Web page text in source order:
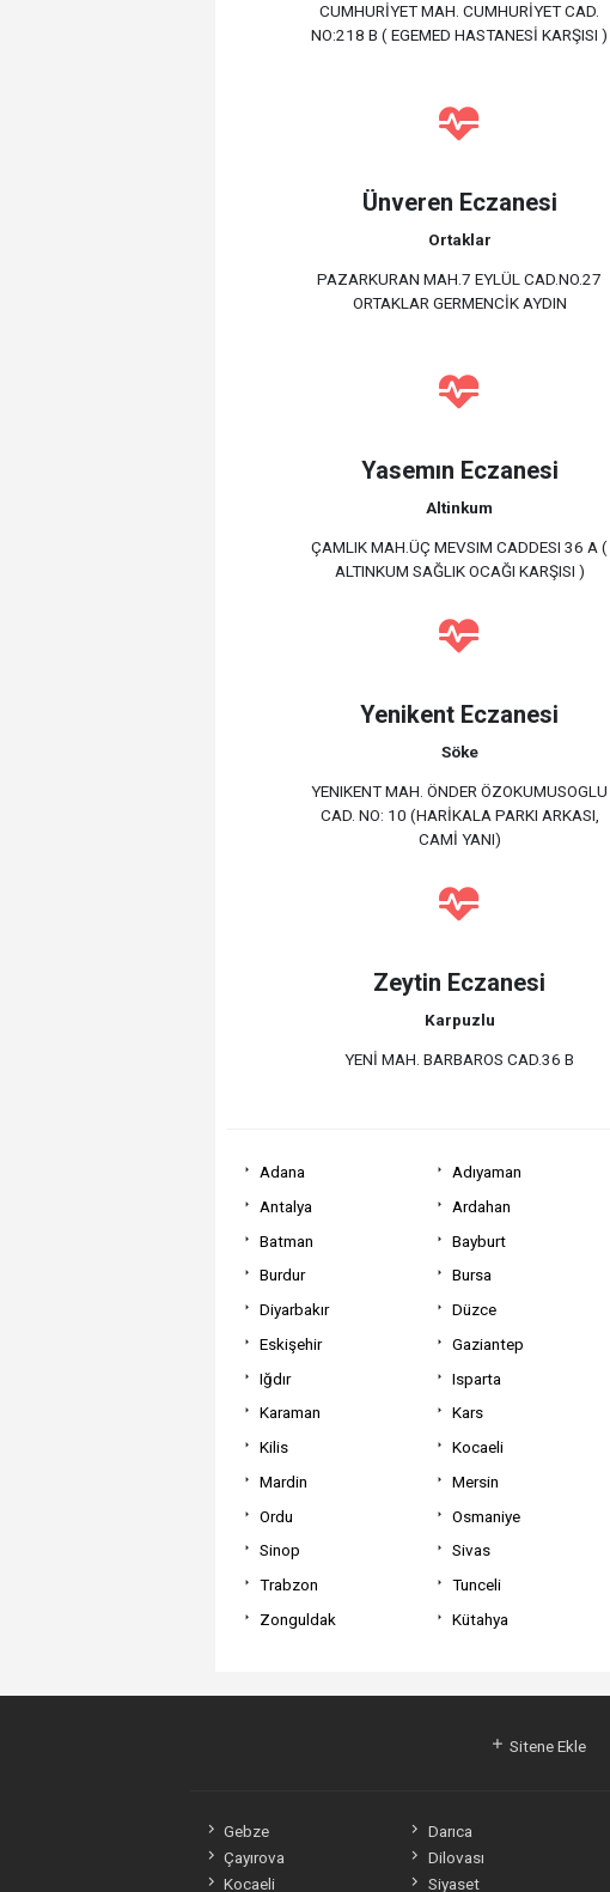
CUMHURİYET MAH. CUMHURİYET CAD.
NO:218 B ( EGEMED HASTANESİ KARŞISI )
Ünveren Eczanesi
Ortaklar
PAZARKURAN MAH.7 EYLÜL CAD.NO.27
ORTAKLAR GERMENCİK AYDIN
Yasemın Eczanesi
Altinkum
ÇAMLIK MAH.ÜÇ MEVSIM CADDESI 36 A (
ALTINKUM SAĞLIK OCAĞI KARŞISI )
Yenikent Eczanesi
Söke
YENIKENT MAH. ÖNDER ÖZOKUMUSOGLU
CAD. NO: 10 (HARİKALA PARKI ARKASI,
CAMİ YANI)
Zeytin Eczanesi
Karpuzlu
YENİ MAH. BARBAROS CAD.36 B
Adana Adıyaman
Antalya
Ardahan
Batman
Bayburt
Burdur
Bursa
Diyarbakır
Düzce
Eskişehir
Gaziantep
Iğdır
Isparta
Karaman
Kars
Kilis
Kocaeli
Mardin
Mersin
Ordu
Osmaniye
Sinop
Sivas
Trabzon
Tunceli
Zonguldak
Kütahya
Sitene Ekle
Gebze
Darıca
Çayırova
Dilovası
Kocaeli
Siyaset